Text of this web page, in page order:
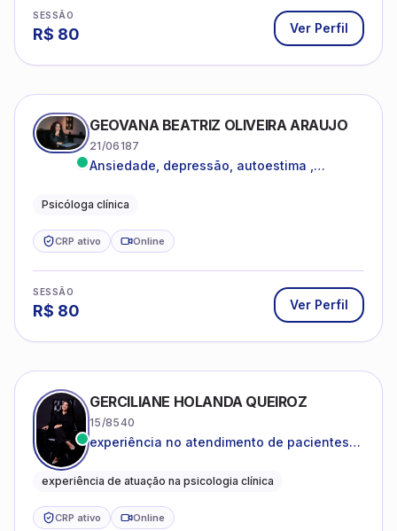
SESSÃO
R$ 80 Ver Perfil
GEOVANA BEATRIZ OLIVEIRA ARAUJO
21/06187
Ansiedade, depressão, autoestima ,
Psicóloga clínica
CRP ativo Online
SESSÃO
R$ 80 Ver Perfil
GERCILIANE HOLANDA QUEIROZ
15/8540
experiência no atendimento de pacientes
catastróficos e comportamentos
experiência de atuação na psicologia clínica
CRP ativo Online